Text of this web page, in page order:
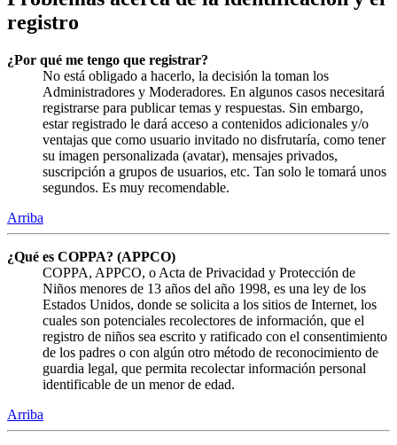
registro
¿Por qué me tengo que registrar?
No está obligado a hacerlo, la decisión la toman los
Administradores y Moderadores. En algunos casos necesitará
registrarse para publicar temas y respuestas. Sin embargo,
estar registrado le dará acceso a contenidos adicionales y/o
ventajas que como usuario invitado no disfrutaría, como tener
su imagen personalizada (avatar), mensajes privados,
suscripción a grupos de usuarios, etc. Tan solo le tomará unos
segundos. Es muy recomendable.
Arriba
¿Qué es COPPA? (APPCO)
COPPA, APPCO, o Acta de Privacidad y Protección de
Niños menores de 13 años del año 1998, es una ley de los
Estados Unidos, donde se solicita a los sitios de Internet, los
cuales son potenciales recolectores de información, que el
registro de niños sea escrito y ratificado con el consentimiento
de los padres o con algún otro método de reconocimiento de
guardia legal, que permita recolectar información personal
identificable de un menor de edad.
Arriba